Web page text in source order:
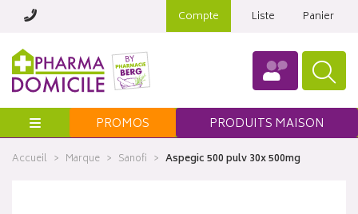
Compte Liste Panier
Menu PROMOS PRODUITS MAISON
Accueil Marque Sanofi Aspegic 500 pulv 30x 500mg